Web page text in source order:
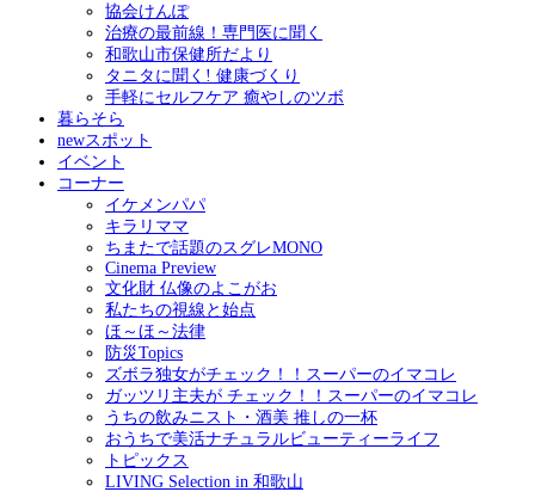
協会けんぽ
治療の最前線！専門医に聞く
和歌山市保健所だより
タニタに聞く! 健康づくり
手軽にセルフケア 癒やしのツボ
暮らそら
newスポット
イベント
コーナー
イケメンパパ
キラリママ
ちまたで話題のスグレMONO
Cinema Preview
文化財 仏像のよこがお
私たちの視線と始点
ほ～ほ～法律
防災Topics
ズボラ独女がチェック！！スーパーのイマコレ
ガッツリ主夫が チェック！！スーパーのイマコレ
うちの飲みニスト・酒美 推しの一杯
おうちで美活ナチュラルビューティーライフ
トピックス
LIVING Selection in 和歌山